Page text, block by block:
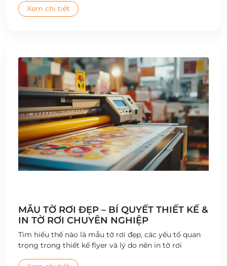
Xem chi tiết
MẪU TỜ RƠI ĐẸP – BÍ QUYẾT THIẾT KẾ &
IN TỜ RƠI CHUYÊN NGHIỆP
Tìm hiểu thế nào là mẫu tờ rơi đẹp, các yếu tố quan
trọng trong thiết kế flyer và lý do nên in tờ rơi